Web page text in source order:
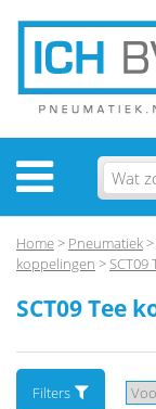
Home> Pneumatiek>
koppelingen >SCT09
SCT09 Tee
Filters